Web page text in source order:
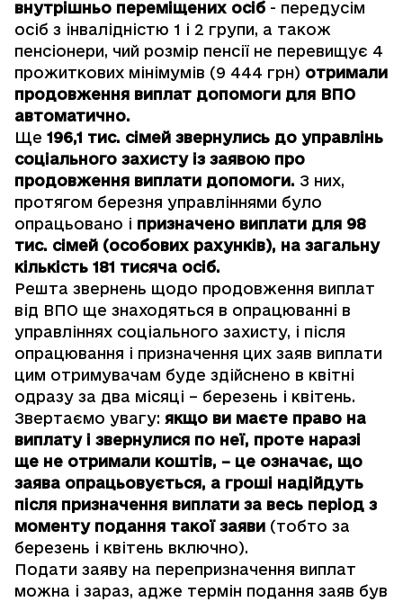
внутрішньо переміщених осіб - передусім
осіб з інвалідністю 1 і 2 групи, а також
пенсіонери, чий розмір пенсії не перевищує 4
прожиткових мінімумів (9 444 грн) отримали
продовження виплат допомоги для ВПО
автоматично.
Ще 196,1 тис. сімей звернулись до управлінь
соціального захисту із заявою про
продовження виплати допомоги. З них,
протягом березня управліннями було
опрацьовано і призначено виплати для 98
тис. сімей (особових рахунків), на загальну
кількість 181 тисяча осіб.
Решта звернень щодо продовження виплат
від ВПО ще знаходяться в опрацюванні в
управліннях соціального захисту, і після
опрацювання і призначення цих заяв виплати
цим отримувачам буде здійснено в квітні
одразу за два місяці – березень і квітень.
Звертаємо увагу: якщо ви маєте право на
виплату і звернулися по неї, проте наразі
ще не отримали коштів, – це означає, що
заява опрацьовується, а гроші надійдуть
після призначення виплати за весь період з
моменту подання такої заяви (тобто за
березень і квітень включно).
Подати заяву на перепризначення виплат
можна і зараз, адже термін подання заяв був